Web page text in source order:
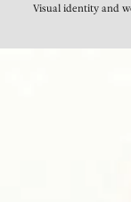
Visual identity and